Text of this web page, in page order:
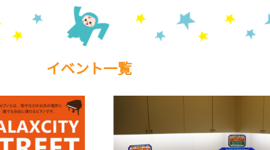
イベント一覧